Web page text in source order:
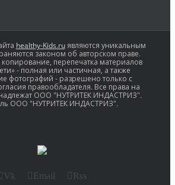
healthy-Kids.ruявляются уникальным
законом об авторском праве.
перепечатка материалов
- полная или частичная, а также
фотографий - разрешено только с
правообладателя. Все права на
ООО "НУТРИТЕК ИНДАСТРИЗ".
ООО "НУТРИТЕК ИНДАСТРИЗ".
Vk Email Rss